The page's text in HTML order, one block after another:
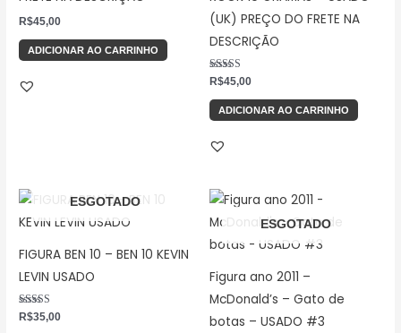
R$45,00
ADICIONAR AO CARRINHO
(UK) PREÇO DO FRETE NA
DESCRIÇÃO
Avaliação
5.00
de 5
R$45,00
ADICIONAR AO CARRINHO
ESGOTADO
FIGURA BEN 10 – BEN 10 KEVIN
LEVIN USADO
Avaliação
5.00
R$35,00
ESGOTADO
Figura ano 2011 –
McDonald’s – Gato de
botas – USADO #3